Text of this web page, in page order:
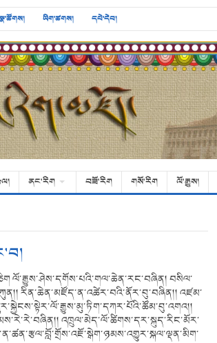
སྣ་ཚོགས། ཡིག་ཚགས། དཔེ་དེབ།
ནང་རིག བཟོ་རིག གསོ་རིག ལོ་རྒྱུས།
ལོ་རྒྱུས་ཤེས་དགོས་པའི་གལ་ཆེན་རང་བཞིན། བསིལ་
རིན་ཆེན་མཛོད་ན་འཚེར་བའི་ནོར་བུ་བཞིན།། འཛམ་
འཁྲུལ་མེད་ལོ་ཚིགས་དར་སྐུད་རིང་མོར་